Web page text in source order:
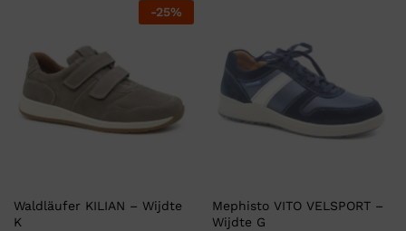
-25%
Waldläufer KILIAN – Wijdte
K
Mephisto VITO VELSPORT –
Wijdte G